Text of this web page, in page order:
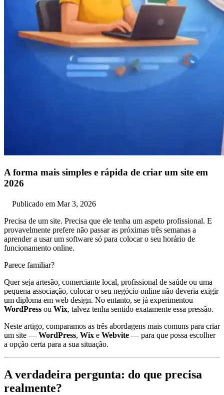
A forma mais simples e rápida de criar um site em
2026
Publicado em Mar 3, 2026
Precisa de um site. Precisa que ele tenha um aspeto profissional. E
provavelmente prefere não passar as próximas três semanas a
aprender a usar um software só para colocar o seu horário de
funcionamento online.
Parece familiar?
Quer seja artesão, comerciante local, profissional de saúde ou uma
pequena associação, colocar o seu negócio online não deveria exigir
um diploma em web design. No entanto, se já experimentou
WordPress ou Wix, talvez tenha sentido exatamente essa pressão.
Neste artigo, comparamos as três abordagens mais comuns para criar
um site — WordPress, Wix e Webvite — para que possa escolher
a opção certa para a sua situação.
A verdadeira pergunta: do que precisa
realmente?